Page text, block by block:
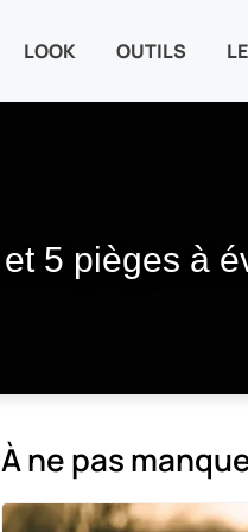
LOOK OUTILS
5 pièges à
À ne pas